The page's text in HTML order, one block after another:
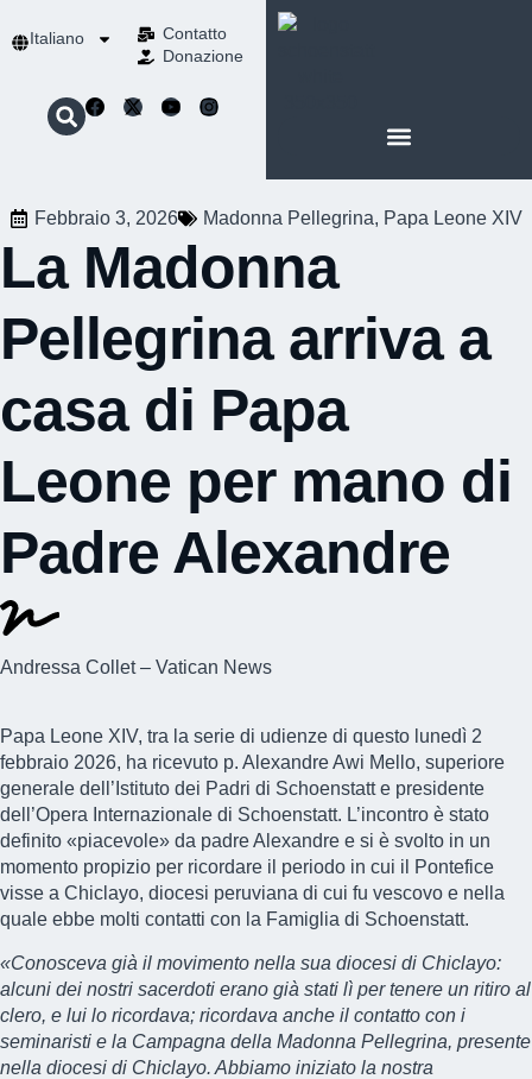
Italiano
Contatto
Donazione
Febbraio 3, 2026 Madonna Pellegrina, Papa Leone XIV
La Madonna
Pellegrina arriva a
casa di Papa
Leone per mano di
Padre Alexandre
Andressa Collet – Vatican News
Papa Leone XIV, tra la serie di udienze di questo lunedì 2
febbraio 2026, ha ricevuto p. Alexandre Awi Mello, superiore
generale dell’Istituto dei Padri di Schoenstatt e presidente
dell’Opera Internazionale di Schoenstatt. L’incontro è stato
definito «piacevole» da padre Alexandre e si è svolto in un
momento propizio per ricordare il periodo in cui il Pontefice
visse a Chiclayo, diocesi peruviana di cui fu vescovo e nella
quale ebbe molti contatti con la Famiglia di Schoenstatt.
«Conosceva già il movimento nella sua diocesi di Chiclayo:
alcuni dei nostri sacerdoti erano già stati lì per tenere un ritiro al
clero, e lui lo ricordava; ricordava anche il contatto con i
seminaristi e la Campagna della Madonna Pellegrina, presente
nella diocesi di Chiclayo. Abbiamo iniziato la nostra